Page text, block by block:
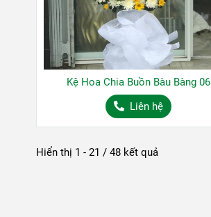
Kệ Hoa Chia Buồn Bàu Bàng 06
Liên hệ
Hiển thị 1 - 21 / 48 kết quả